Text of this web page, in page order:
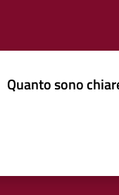
Quanto sono